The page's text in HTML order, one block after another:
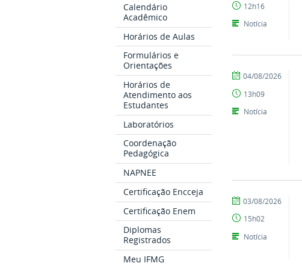
Calendário
Acadêmico
Horários de Aulas
Formulários e
Orientações
Horários de
Atendimento aos
Estudantes
Laboratórios
Coordenação
Pedagógica
NAPNEE
Certificação Encceja
Certificação Enem
Diplomas
Registrados
Meu IFMG
de
Comunicação
12h16
Notícia
por
de
Comunicação
publicado
04/08/2026
13h09
Notícia
por
de
Comunicação
publicado
03/08/2026
15h02
Notícia